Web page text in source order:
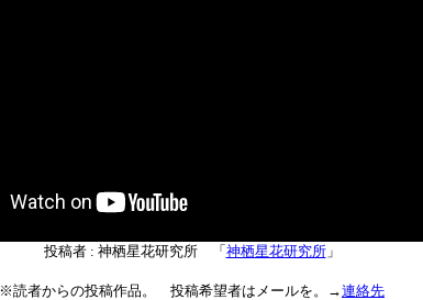
投稿者 : 神栖星花研究所 「 神栖星花研究所」
※読者からの投稿作品。 投稿希望者はメールを。→連絡先